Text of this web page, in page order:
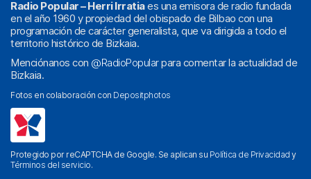
Radio Popular – Herri Irratiaes una emisora de radio fundada
en el año 1960 y propiedad del obispado de Bilbao con una
programación de carácter generalista, que va dirigida a todo el
territorio histórico de Bizkaia.
Menciónanos con @RadioPopularpara comentar la actualidad de
Bizkaia.
Fotos en colaboración con Depositphotos
Protegido por reCAPTCHA de Google. Se aplican su Política de Privacidad y
Términos del servicio.